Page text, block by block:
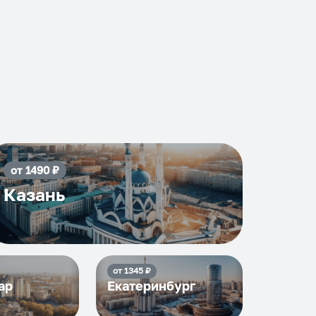
от1490₽
Казань
от 1345₽
Екатеринбург